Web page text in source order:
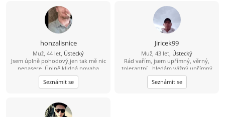
cestovaní, po ČR i zahraničí, plavání,
auta, IT - stavba počítačů a celkově
nové technologie.
kam nás to zavede ????
honzalisnice
Muž, 44 let, Ústecký
Jsem úplně pohodový,jen tak mě nic
nenasere. Úplně klidná povaha
Seznámit se
Jiricek99
Muž, 43 let, Ústecký
Rád vařím, jsem upřímný, věrný,
tolerantní , hledám vážný upřímný
vztah, můj kontakt je
704/538857,snad není můj
hendikepek problém se znovu
Seznámit se